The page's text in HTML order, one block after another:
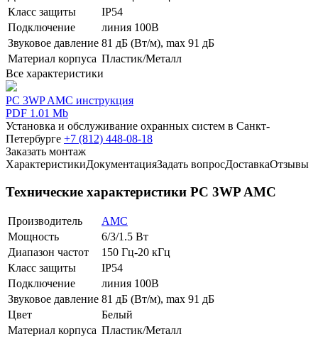
Класс защиты
IP54
Подключение
линия 100В
Звуковое давление 81 дБ (Вт/м), max 91 дБ
Материал корпуса Пластик/Металл
Все характеристики
PC 3WP AMC инструкция
PDF 1.01 Mb
Установка и обслуживание охранных систем в Санкт-
Петербурге +7 (812) 448-08-18
Заказать монтаж
ХарактеристикиДокументацияЗадать вопросДоставкаОтзывы
Технические характеристики PC 3WP AMC
Производитель
AMC
Мощность
6/3/1.5 Вт
Диапазон частот
150 Гц-20 кГц
Класс защиты
IP54
Подключение
линия 100В
Звуковое давление 81 дБ (Вт/м), max 91 дБ
Цвет
Белый
Материал корпуса Пластик/Металл